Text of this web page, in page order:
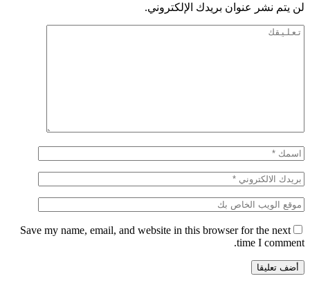
لن يتم نشر عنوان بريدك الإلكتروني.
Save my name, email, and website in this browser for the next
time I comment.